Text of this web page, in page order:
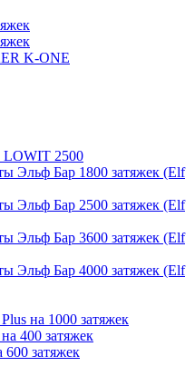
K-ONE
2500
Эльф Бар 1800 затяжек (Elf
Эльф Бар 2500 затяжек (Elf
Эльф Бар 3600 затяжек (Elf
Эльф Бар 4000 затяжек (Elf
на 1000 затяжек
400 затяжек
затяжек